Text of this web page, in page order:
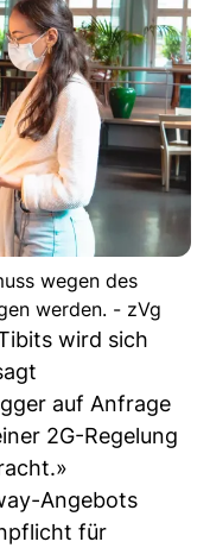
wegen des
werden. - zVg
wird sich
auf Anfrage
2G-Regelung
Angebots
für